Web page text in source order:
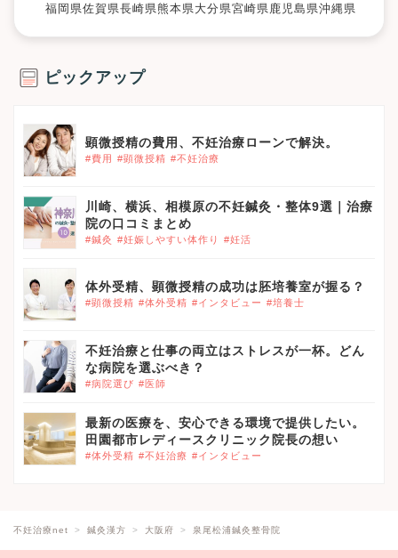
福岡県佐賀県長崎県 熊本県 大分県宮崎県 鹿児島県沖縄県
ピックアップ
顕微授精の費用、不妊治療ローンで解決。
#費用 #顕微授精 #不妊治療
川崎、横浜、相模原の不妊鍼灸・整体9選｜治療
院の口コミまとめ
#鍼灸 #妊娠しやすい体作り #妊活
体外受精、顕微授精の成功は胚培養室が握る？
#顕微授精 #体外受精 #インタビュー #培養士
不妊治療と仕事の両立はストレスが一杯。どん
な病院を選ぶべき？
#病院選び #医師
最新の医療を、安心できる環境で提供したい。
田園都市レディースクリニック院長の想い
#体外受精 #不妊治療 #インタビュー
不妊治療net 鍼灸漢方 大阪府 泉尾松浦鍼灸整骨院